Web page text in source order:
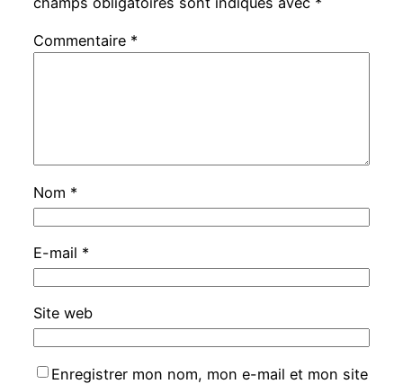
Commentaire *
Nom *
E-mail *
Site web
Enregistrer mon nom, mon e-mail et mon site